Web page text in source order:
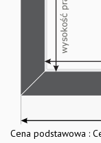
Cena podstawowa :